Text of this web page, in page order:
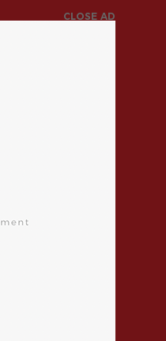
CLOSE AD